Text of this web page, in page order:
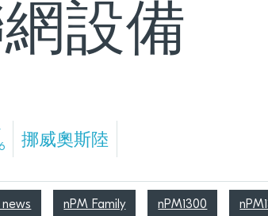
設備
挪威奧斯陸
nPM Family nPM1300